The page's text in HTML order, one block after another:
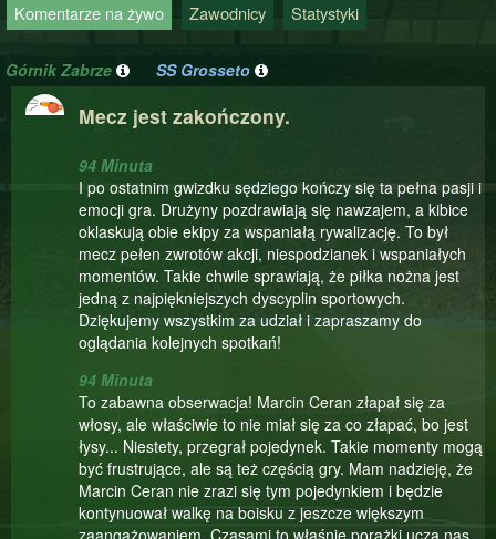
Komentarze na żywo Zawodnicy Statystyki
Górnik Zabrze SS Grosseto
Mecz jest zakończony.
94 Minuta
I po ostatnim gwizdku sędziego kończy się ta pełna pasji i
emocji gra. Drużyny pozdrawiają się nawzajem, a kibice
oklaskują obie ekipy za wspaniałą rywalizację. To był
mecz pełen zwrotów akcji, niespodzianek i wspaniałych
momentów. Takie chwile sprawiają, że piłka nożna jest
jedną z najpiękniejszych dyscyplin sportowych.
Dziękujemy wszystkim za udział i zapraszamy do
oglądania kolejnych spotkań!
94 Minuta
To zabawna obserwacja! Marcin Ceran złapał się za
włosy, ale właściwie to nie miał się za co złapać, bo jest
łysy... Niestety, przegrał pojedynek. Takie momenty mogą
być frustrujące, ale są też częścią gry. Mam nadzieję, że
Marcin Ceran nie zrazi się tym pojedynkiem i będzie
kontynuował walkę na boisku z jeszcze większym
zaangażowaniem. Czasami to właśnie porażki uczą nas